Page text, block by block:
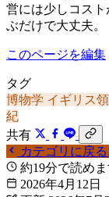
営には少しコス
ぶだけで大丈夫。
このページを編集
タグ
博物学 イギリス
紀
共有
カテゴリに戻る
約19分で読め
2026年4月12日